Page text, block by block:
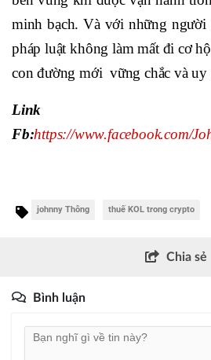
minh bạch. Và với những người
pháp luật không làm mất đi cơ
con đường mới vững chắc và uy
Link
Fb:https://www.facebook.com/
johnny Thông thuế KOL trong crypto
Chia sẻ
Bình luận